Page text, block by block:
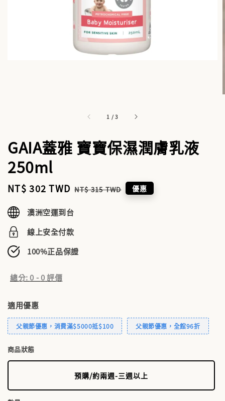
1 /3
GAIA蓋雅 寶寶保濕潤膚乳液
250ml
Sale
NT$ 302 TWD Regular
NT$ 315 TWD 優惠
澳洲空運到台
線上安全付款
100%正品保證
總分:0 -0評價
適用優惠
父親節優惠，消費滿$5000抵$100 父親節優惠，全館96折
商品狀態
預購/約兩週-三週以上